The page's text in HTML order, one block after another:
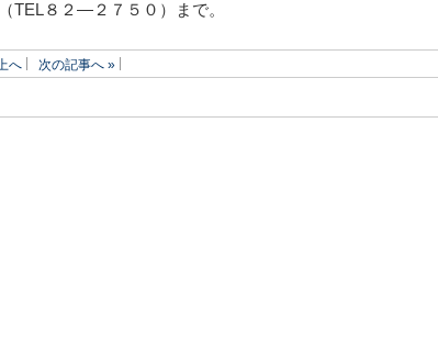
TEL８２―２７５０）まで。
へ 次の記事へ »